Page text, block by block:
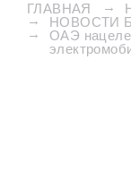
ГЛАВНАЯ
НОВОСТИ
ОАЭ